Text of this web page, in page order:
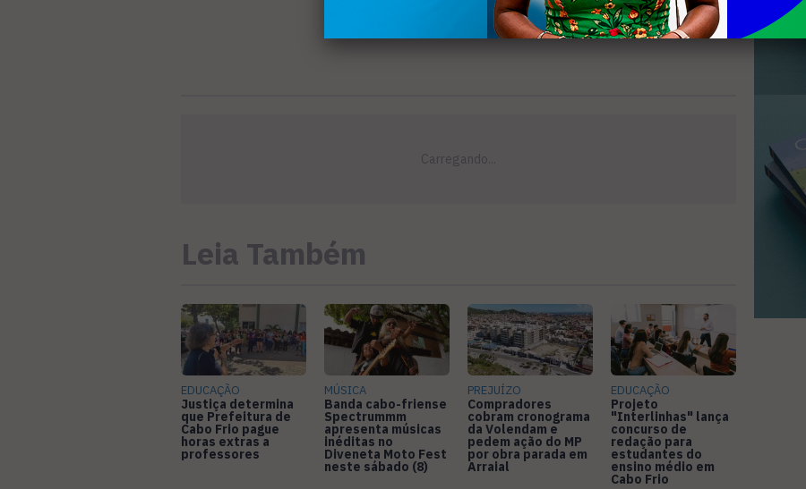
Leia Também
EDUCAÇÃO
Justiça determina
que Prefeitura de
Cabo Frio pague
horas extras a
professores
MÚSICA
Banda cabo-friense
Spectrummm
apresenta músicas
inéditas no
Diveneta Moto Fest
neste sábado (8)
PREJUÍZO
Compradores
cobram cronograma
da Volendam e
pedem ação do MP
por obra parada em
Arraial
EDUCAÇÃO
Projeto
"Interlinhas" lança
concurso de
redação para
estudantes do
ensino médio em
Cabo Frio